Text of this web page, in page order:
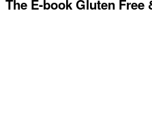
The E-book Gluten Free